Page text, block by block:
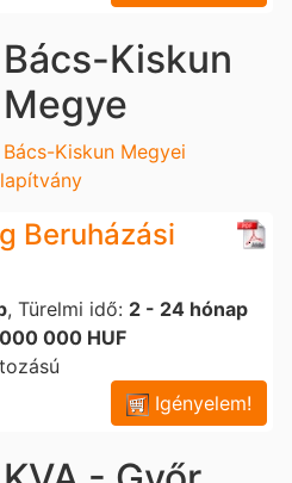
Bács-Kiskun
Megye
Bács-Kiskun Megyei
Beruházási
, Türelmi idő: 2 - 24 hónap
000 HUF
Igényelem!